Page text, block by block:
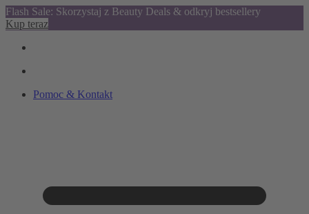
Flash Sale: Skorzystaj z Beauty Deals & odkryj bestsellery
Kup teraz
Pomoc & Kontakt